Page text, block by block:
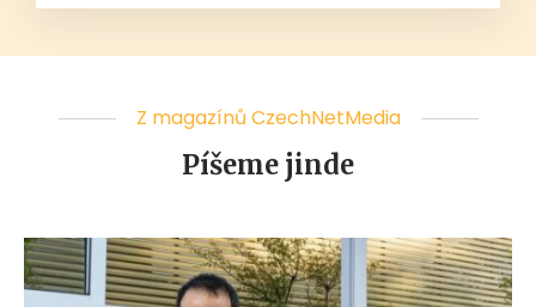
Z magazínů CzechNetMedia
Píšeme jinde